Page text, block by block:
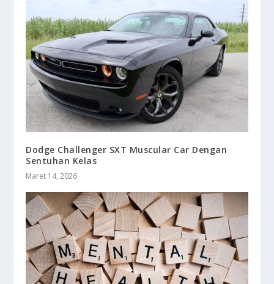
Dodge Challenger SXT Muscular Car Dengan
Sentuhan Kelas
Maret 14, 2026